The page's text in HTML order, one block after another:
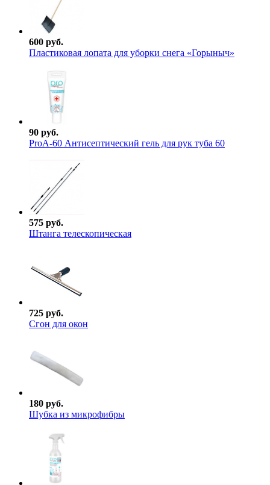
600 руб.
Пластиковая лопата для уборки снега «Горыныч»
90 руб.
ProА-60 Антисептический гель для рук туба 60
575 руб.
Штанга телескопическая
725 руб.
Сгон для окон
180 руб.
Шубка из микрофибры